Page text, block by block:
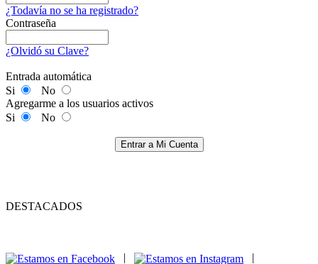
¿Todavía no se ha registrado?
Contraseña
¿Olvidó su Clave?
Entrada automática
Si
No
Agregarme a los usuarios activos
Si
No
Entrar a Mi Cuenta
DESTACADOS